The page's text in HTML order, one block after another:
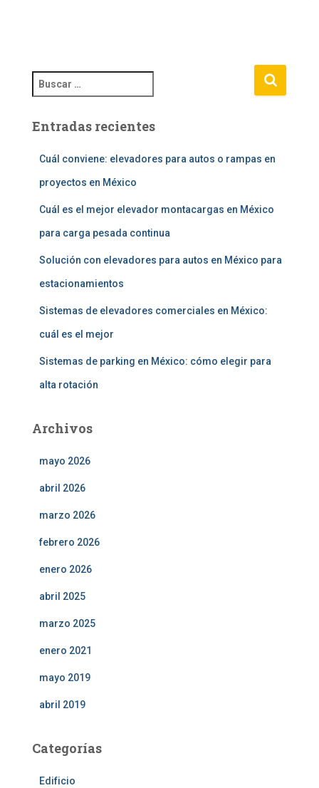
u
c
Entradas recientes
Cuál conviene: elevadores para autos o rampas en
proyectos en México
Cuál es el mejor elevador montacargas en México
para carga pesada continua
Solución con elevadores para autos en México para
estacionamientos
Sistemas de elevadores comerciales en México:
cuál es el mejor
Sistemas de parking en México: cómo elegir para
alta rotación
Archivos
mayo 2026
abril 2026
marzo 2026
febrero 2026
enero 2026
abril 2025
marzo 2025
enero 2021
mayo 2019
abril 2019
Categorías
Edificio